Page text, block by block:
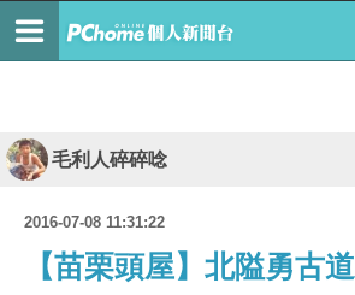
毛利人碎碎唸
2016-07-08 11:31:22
【苗栗頭屋】北隘勇古道